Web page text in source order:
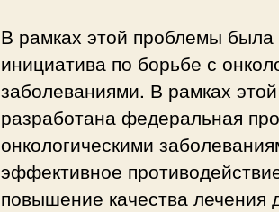
В рамках этой проблемы была
инициатива по борьбе с
заболеваниями. В рамках
разработана федеральная
онкологическими
эффективное
повышение качества лечения